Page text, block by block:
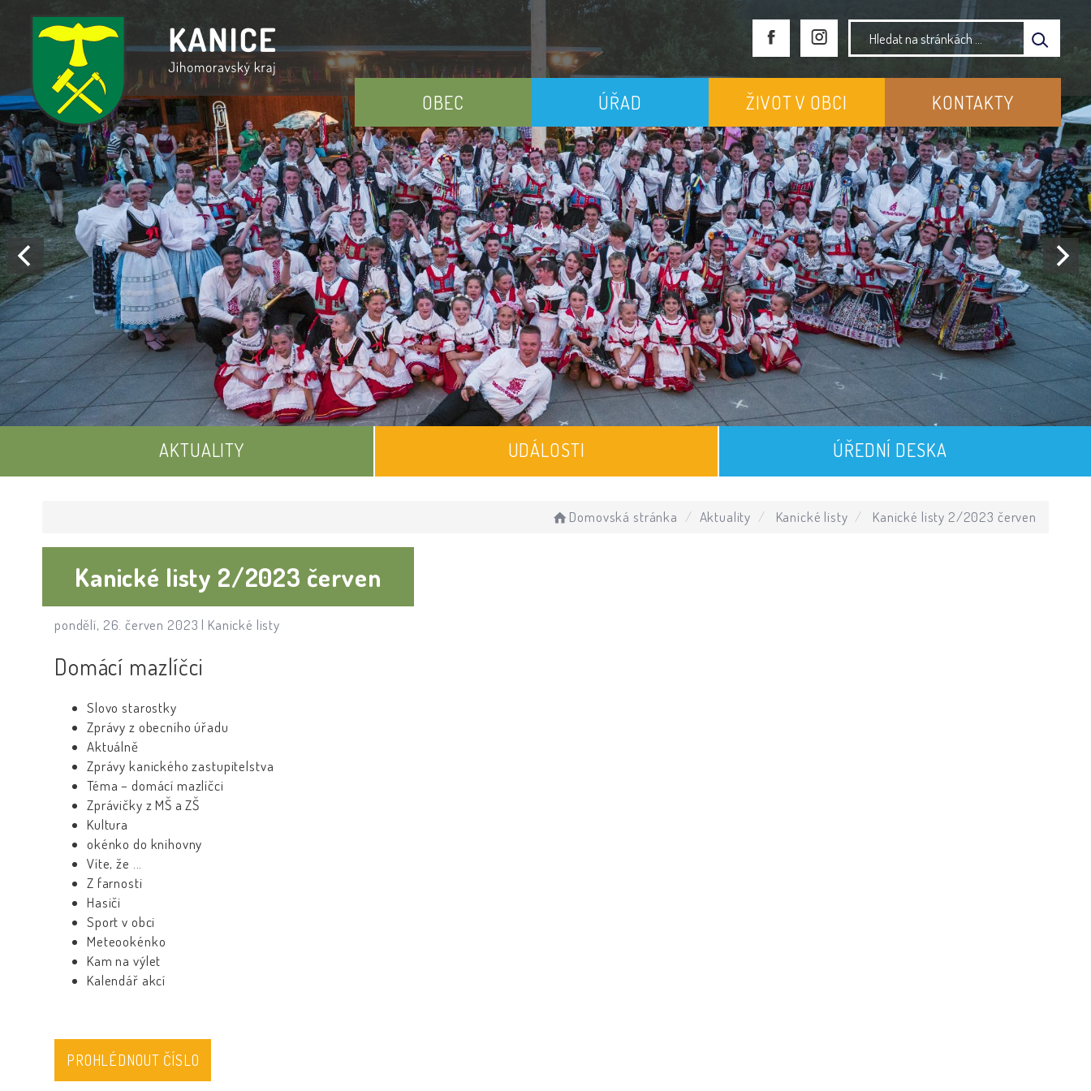
OBEC ÚŘAD ŽIVOT V OBCI KONTAKTY
AKTUALITY UDÁLOSTI ÚŘEDNÍ DESKA
Domovská stránka Aktuality Kanické listy Kanické listy 2/2023 červen
Kanické listy 2/2023 červen
pondělí, 26. červen 2023 | Kanické listy
Domácí mazlíčci
Slovo starostky
Zprávy z obecního úřadu
Aktuálně
Zprávy kanického zastupitelstva
Téma – domácí mazlíčci
Zprávičky z MŠ a ZŠ
Kultura
okénko do knihovny
Víte, že ...
Z farnosti
Hasiči
Sport v obci
Meteookénko
Kam na výlet
Kalendář akcí
PROHLÉDNOUT ČÍSLO